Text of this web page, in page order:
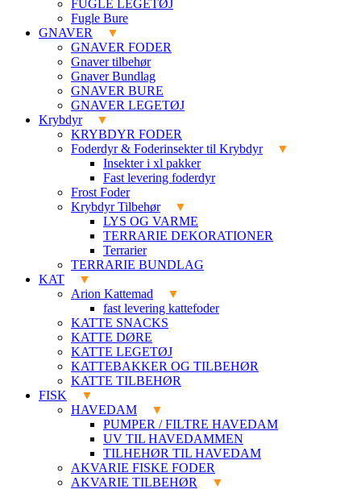
FUGLE LEGETØJ
Fugle Bure
GNAVER
GNAVER FODER
Gnaver tilbehør
Gnaver Bundlag
GNAVER BURE
GNAVER LEGETØJ
Krybdyr
KRYBDYR FODER
Foderdyr & Foderinsekter til Krybdyr
Insekter i xl pakker
Fast levering foderdyr
Frost Foder
Krybdyr Tilbehør
LYS OG VARME
TERRARIE DEKORATIONER
Terrarier
TERRARIE BUNDLAG
KAT
Arion Kattemad
fast levering kattefoder
KATTE SNACKS
KATTE DØRE
KATTE LEGETØJ
KATTEBAKKER OG TILBEHØR
KATTE TILBEHØR
FISK
HAVEDAM
PUMPER / FILTRE HAVEDAM
UV TIL HAVEDAMMEN
TILHEHØR TIL HAVEDAM
AKVARIE FISKE FODER
AKVARIE TILBEHØR